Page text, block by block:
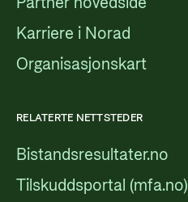
Karriere i Norad
Organisasjonskart
RELATERTE NETTSTEDER
Bistandsresultater.no
Tilskuddsportal (mfa.no)